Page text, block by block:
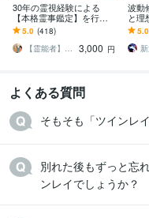
30年の霊視経験による
【本格霊事鑑定】を行い
ます 霊現象・家相・家
系・先祖・土地・人間関
係・悪縁・因縁・厄払い
5.0 (418)
【霊能者】天晴
3,000 円
波動
と理
えま
定】
転職
5.0
よくある質問
そもそも「ツインレ
別れた後もずっと忘
ンレイでしょうか？